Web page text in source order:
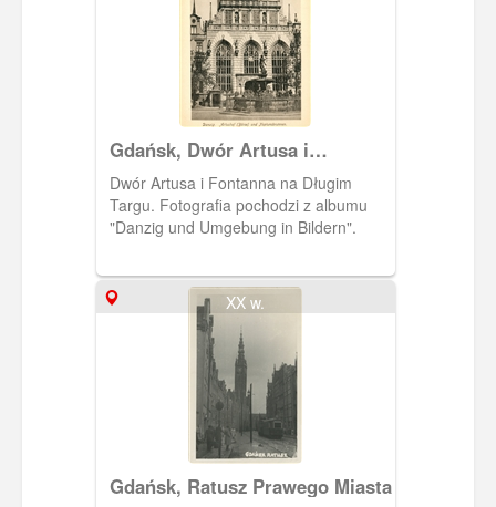
Gdańsk, Dwór Artusa i
Fontanna Neptuna
Dwór Artusa i Fontanna na Długim
Targu. Fotografia pochodzi z albumu
"Danzig und Umgebung in Bildern".
XX w.
Gdańsk, Ratusz Prawego Miasta